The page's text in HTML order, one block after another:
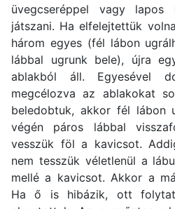
üvegcseréppel vagy
játszani. Ha elfelejtettük
három egyes (fél lábon
lábbal ugrunk bele), újra
ablakból áll. Egyesével
megcélozva az ablakokat
beledobtuk, akkor fél lábon
végén páros lábbal
vesszük föl a kavicsot.
nem tesszük véletlenül a
mellé a kavicsot. Akkor a
Ha ő is hibázik, ott